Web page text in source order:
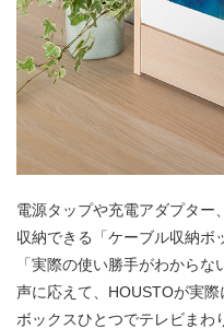
電源タップや充電アダプター
収納できる「ケーブル収納ボ
「実際の使い勝手がわから
声に応えて、HOUSTOが実際
ボックスひとつでテレビまわ